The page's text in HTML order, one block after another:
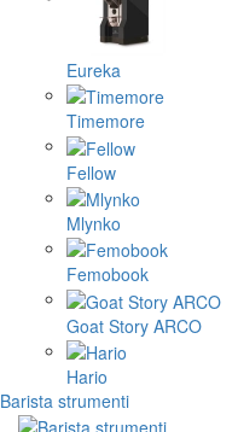
Eureka
Timemore
Fellow
Mlynko
Femobook
Goat Story ARCO
Hario
Barista strumenti